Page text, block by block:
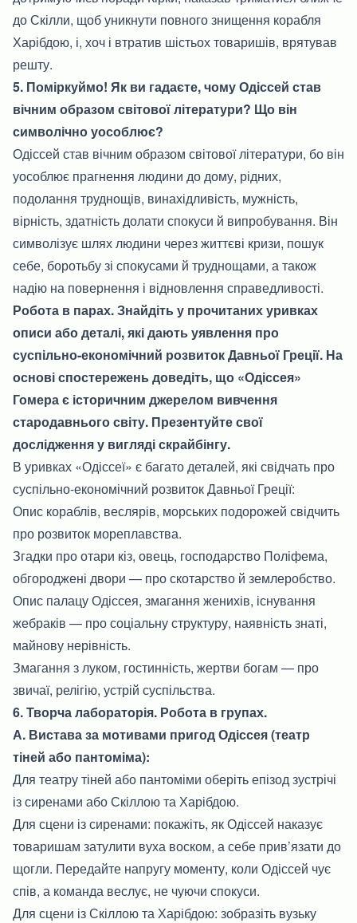
до Скілли, щоб уникнути повного знищення корабля
Харібдою, і, хоч і втратив шістьох товаришів, врятував
решту.
5. Поміркуймо! Як ви гадаєте, чому Одіссей став
вічним образом світової літератури? Що він
символічно уособлює?
Одіссей став вічним образом світової літератури, бо він
уособлює прагнення людини до дому, рідних,
подолання труднощів, винахідливість, мужність,
вірність, здатність долати спокуси й випробування. Він
символізує шлях людини через життєві кризи, пошук
себе, боротьбу зі спокусами й труднощами, а також
надію на повернення і відновлення справедливості.
Робота в парах. Знайдіть у прочитаних уривках
описи або деталі, які дають уявлення про
суспільно-економічний розвиток Давньої Греції. На
основі спостережень доведіть, що «Одіссея»
Гомера є історичним джерелом вивчення
стародавнього світу. Презентуйте свої
дослідження у вигляді скрайбінгу.
В уривках «Одіссеї» є багато деталей, які свідчать про
суспільно-економічний розвиток Давньої Греції:
Опис кораблів, веслярів, морських подорожей свідчить
про розвиток мореплавства.
Згадки про отари кіз, овець, господарство Поліфема,
обгороджені двори — про скотарство й землеробство.
Опис палацу Одіссея, змагання женихів, існування
жебраків — про соціальну структуру, наявність знаті,
майнову нерівність.
Змагання з луком, гостинність, жертви богам — про
звичаї, релігію, устрій суспільства.
6. Творча лабораторія. Робота в групах.
А. Вистава за мотивами пригод Одіссея (театр
тіней або пантоміма):
Для театру тіней або пантоміми оберіть епізод зустрічі
із сиренами або Скіллою та Харібдою.
Для сцени із сиренами: покажіть, як Одіссей наказує
товаришам затулити вуха воском, а себе прив’язати до
щогли. Передайте напругу моменту, коли Одіссей чує
спів, а команда веслує, не чуючи спокуси.
Для сцени із Скіллою та Харібдою: зобразіть вузьку